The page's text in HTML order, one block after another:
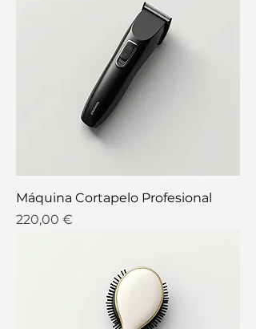
Máquina Cortapelo Profesional
Precio
220,00 €